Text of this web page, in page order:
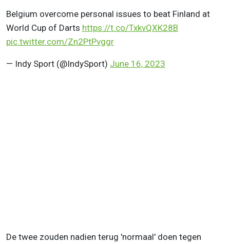
Belgium overcome personal issues to beat Finland at
World Cup of Darts https://t.co/TxkvQXK28B
pic.twitter.com/Zn2PtPvggr
— Indy Sport (@IndySport) June 16, 2023
De twee zouden nadien terug 'normaal' doen tegen